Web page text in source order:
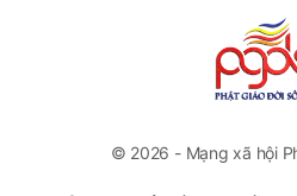
© 2026 - Mạng xã hội